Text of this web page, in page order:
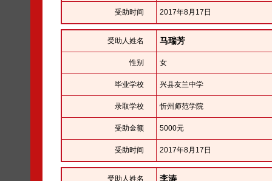
受助时间 2017年8月17日
受助人姓名 马瑞芳
性别 女
毕业学校 兴县友兰中学
录取学校 忻州师范学院
受助金额 5000元
受助时间 2017年8月17日
受助人姓名 李涛